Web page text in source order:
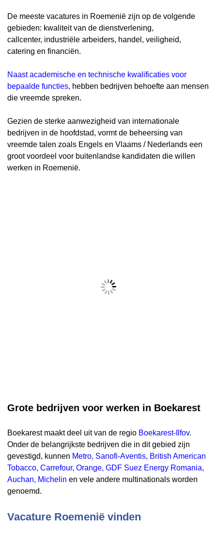
De meeste vacatures in Roemenië zijn op de volgende
gebieden: kwaliteit van de dienstverlening,
callcenter, industriële arbeiders, handel, veiligheid,
catering en financiën.
Naast academische en technische kwalificaties voor
bepaalde functies, hebben bedrijven behoefte aan mensen
die vreemde spreken.
Gezien de sterke aanwezigheid van internationale
bedrijven in de hoofdstad, vormt de beheersing van
vreemde talen zoals Engels en Vlaams / Nederlands een
groot voordeel voor buitenlandse kandidaten die willen
werken in Roemenië.
Grote bedrijven voor werken in Boekarest
Boekarest maakt deel uit van de regio Boekarest-Ilfov.
Onder de belangrijkste bedrijven die in dit gebied zijn
gevestigd, kunnen Metro, Sanofi-Aventis, British American
Tobacco, Carrefour, Orange, GDF Suez Energy Romania,
Auchan, Michelin en vele andere multinationals worden
genoemd.
Vacature Roemenië vinden